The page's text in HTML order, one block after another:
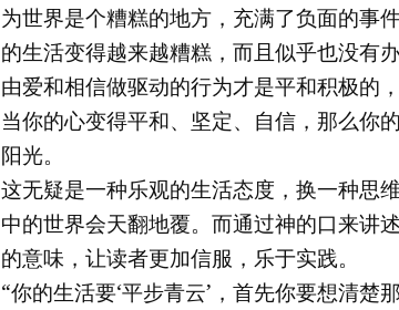
为世界是个糟糕的地方，充满了负面的事
的生活变得越来越糟糕，而且似乎也没有
由爱和相信做驱动的行为才是平和积极的
当你的心变得平和、坚定、自信，那么你
阳光。
这无疑是一种乐观的生活态度，换一种思
中的世界会天翻地覆。而通过神的口来讲
的意味，让读者更加信服，乐于实践。
“你的生活要‘平步青云’，首先你要想清